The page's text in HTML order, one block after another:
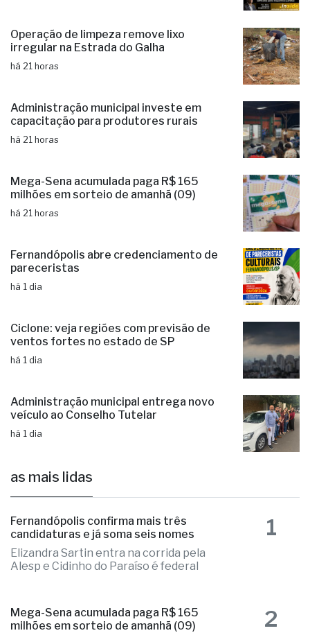
Operação de limpeza remove lixo
irregular na Estrada do Galha
há 21 horas
Administração municipal investe em
capacitação para produtores rurais
há 21 horas
Mega-Sena acumulada paga R$ 165
milhões em sorteio de amanhã (09)
há 21 horas
Fernandópolis abre credenciamento de
pareceristas
há 1 dia
Ciclone: veja regiões com previsão de
ventos fortes no estado de SP
há 1 dia
Administração municipal entrega novo
veículo ao Conselho Tutelar
há 1 dia
as mais lidas
Fernandópolis confirma mais três
candidaturas e já soma seis nomes
Elizandra Sartin entra na corrida pela
Alesp e Cidinho do Paraíso é federal
1
Mega-Sena acumulada paga R$ 165
milhões em sorteio de amanhã (09)
2